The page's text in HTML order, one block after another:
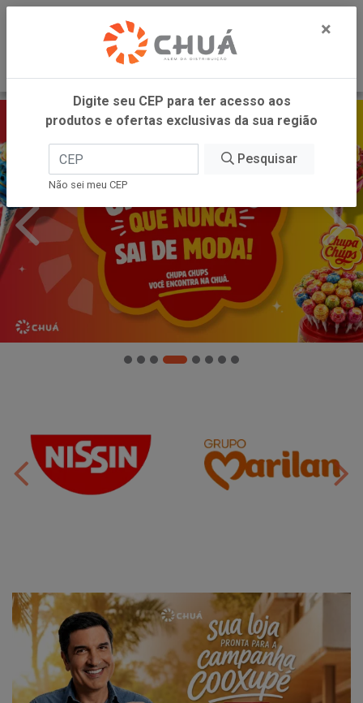
×
Digite seu CEP para ter acesso aos
produtos e ofertas exclusivas da sua região
Pesquisar
Não sei meu CEP